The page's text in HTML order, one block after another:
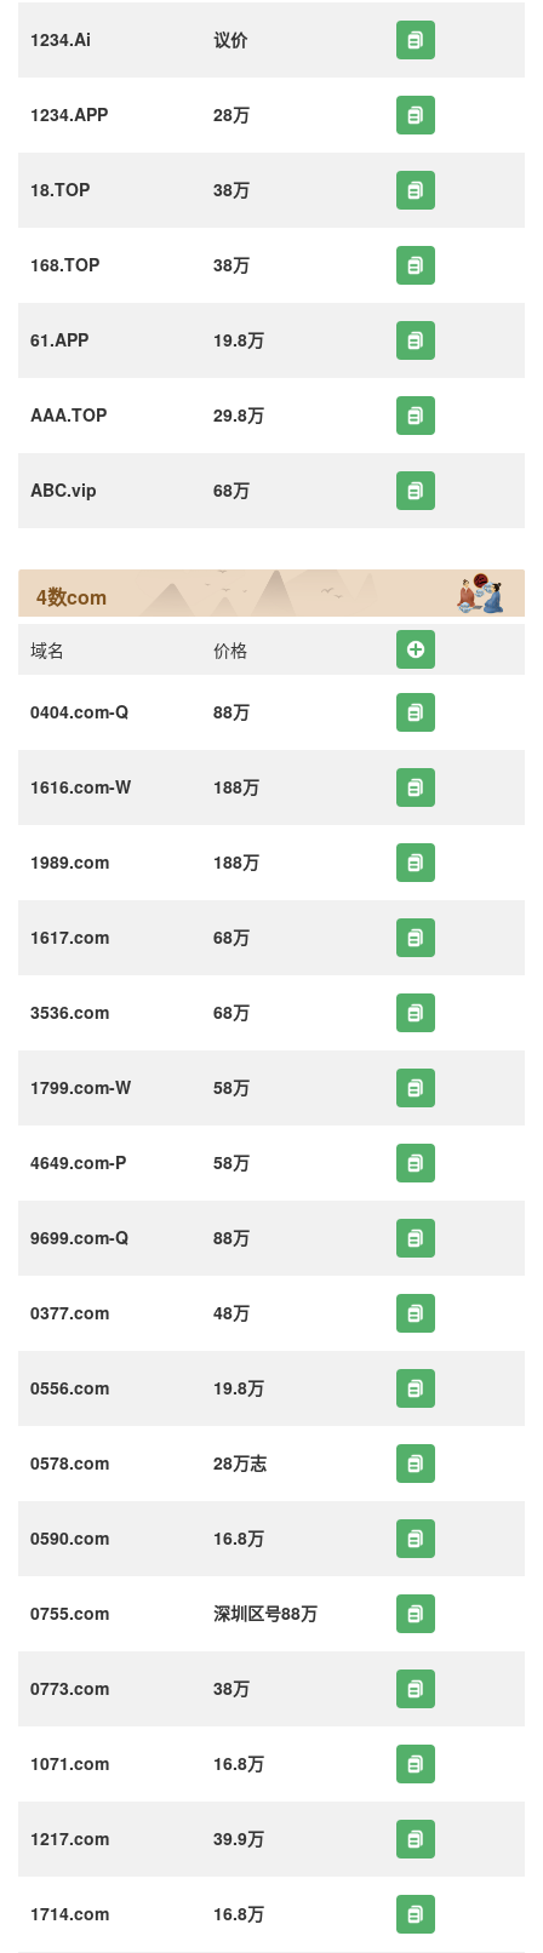
1234.Ai 议价
1234.APP 28万
18.TOP 38万
168.TOP 38万
61.APP 19.8万
AAA.TOP 29.8万
ABC.vip 68万
4数com
域名 价格
0404.com-Q 88万
1616.com-W 188万
1989.com 188万
1617.com 68万
3536.com 68万
1799.com-W 58万
4649.com-P 58万
9699.com-Q 88万
0377.com 48万
0556.com 19.8万
0578.com 28万志
0590.com 16.8万
0755.com 深圳区号88万
0773.com 38万
1071.com 16.8万
1217.com 39.9万
1714.com 16.8万